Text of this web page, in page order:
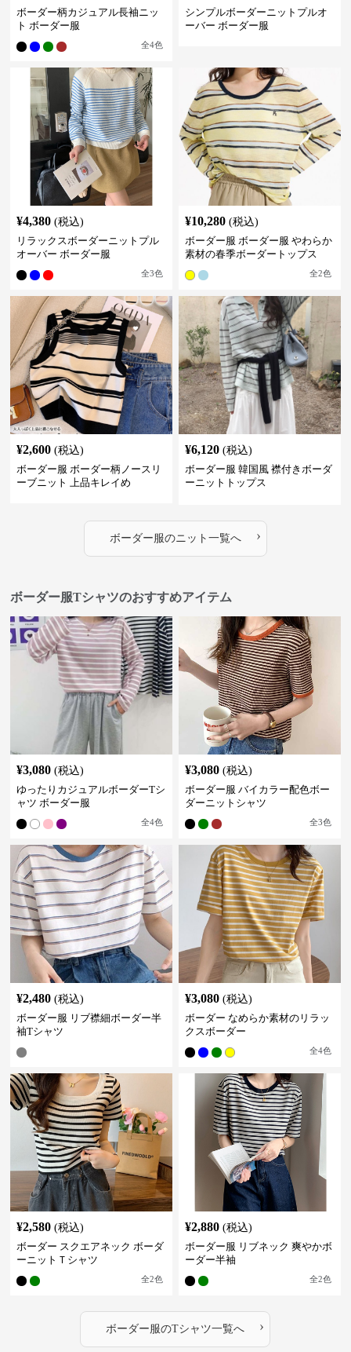
ボーダー柄カジュアル長袖ニッ
ト ボーダー服
全4色
シンプルボーダーニットプルオ
ーバー ボーダー服
¥4,380 (税込)
リラックスボーダーニットプル
オーバー ボーダー服
全3色
¥10,280 (税込)
ボーダー服 ボーダー服 やわらか
素材の春季ボーダートップス
全2色
¥2,600 (税込)
ボーダー服 ボーダー柄ノースリ
ーブニット 上品キレイめ
¥6,120 (税込)
ボーダー服 韓国風 襟付きボーダ
ーニットトップス
ボーダー服のニット 一覧へ ›
ボーダー服Tシャツのおすすめアイテム
¥3,080 (税込)
ゆったりカジュアルボーダーTシ
ャツ ボーダー服
全4色
¥3,080 (税込)
ボーダー服 バイカラー配色ボー
ダーニットシャツ
全3色
¥2,480 (税込)
ボーダー服 リブ襟細ボーダー半
袖Tシャツ
¥3,080 (税込)
ボーダー なめらか素材のリラッ
クスボーダー
全4色
¥2,580 (税込)
ボーダー スクエアネック ボーダ
ーニットＴシャツ
全2色
¥2,880 (税込)
ボーダー服 リブネック 爽やかボ
ーダー半袖
全2色
ボーダー服のTシャツ一覧へ ›